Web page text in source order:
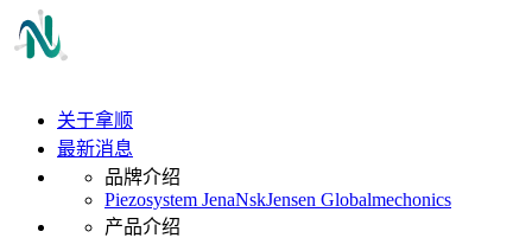
关于拿顺
最新消息
品牌介绍
Piezosystem JenaNskJensen Globalmechonics
产品介绍